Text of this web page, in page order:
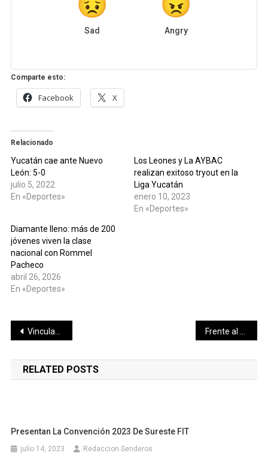
Sad Angry
Comparte esto:
Facebook X
Relacionado
Yucatán cae ante Nuevo
León: 5-0
julio 5, 2022
En «Deportes»
Los Leones y La AYBAC
realizan exitoso tryout en la
Liga Yucatán
enero 10, 2023
En «Deportes»
Diamante lleno: más de 200
jóvenes viven la clase
nacional con Rommel
Pacheco
abril 26, 2026
En «Deportes»
Navegación
de
entradas
Vinculado por robo violento ocurrido en Progreso
RELATED POSTS
Presentan La Convención 2023 De Sureste FIT
julio 14, 2023 Redaccion Senderos